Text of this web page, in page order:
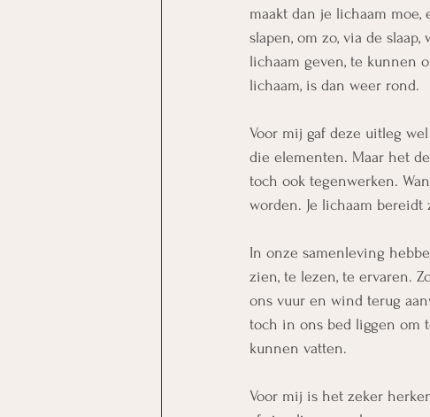
maakt dan je lichaam
slapen, om zo, via de
lichaam geven, te kunnen
lichaam, is dan weer rond.
Voor mij gaf deze uitleg
die elementen. Maar het
toch ook tegenwerken.
worden. Je lichaam bereidt
In onze samenleving
zien, te lezen, te ervaren.
ons vuur en wind terug
toch in ons bed liggen om
kunnen vatten.
Voor mij is het zeker